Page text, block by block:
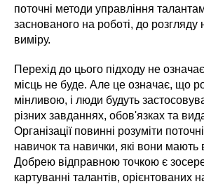
поточні методи управління
заснованого на роботі, до розгляду
виміру.
Перехід до цього підходу не
місць не буде. Але це означає, що
мінливою, і люди будуть
різних завданнях, обов'язках та
Організації повинні розуміти
навичок та навички, які вони мають в
Добрею відправною точкою є
картуванні талантів, орієнтованих